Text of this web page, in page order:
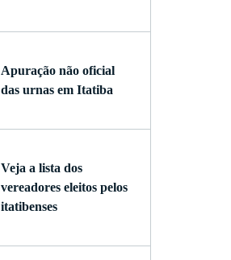
Apuração não oficial
das urnas em Itatiba
Veja a lista dos
vereadores eleitos pelos
itatibenses